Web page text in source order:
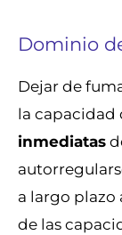
Dominio
Dejar de
la capacidad
inmediatas
a largo plazo
de las